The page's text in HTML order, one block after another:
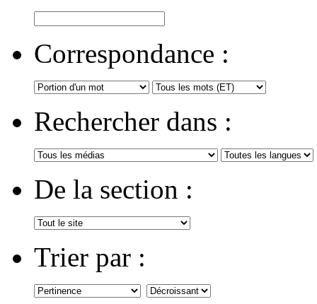
Correspondance :
Rechercher dans :
De la section :
Trier par :